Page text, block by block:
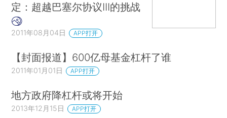
定：超越巴塞尔协议III的挑战
2011年08月04日 APP打开
【封面报道】600亿母基金杠杆了谁
2011年01月01日 APP打开
地方政府降杠杆或将开始
2013年12月15日 APP打开